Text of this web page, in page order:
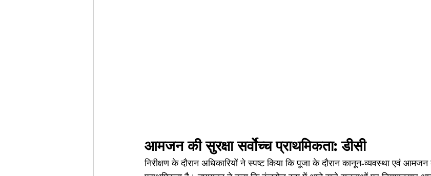
आमजन की सुरक्षा सर्वाेच्च प्राथमिकता: डीसी
निरीक्षण के दौरान अधिकारियों ने स्पष्ट किया कि पूजा के दौरान कानून-व्यवस्था एवं आमजन